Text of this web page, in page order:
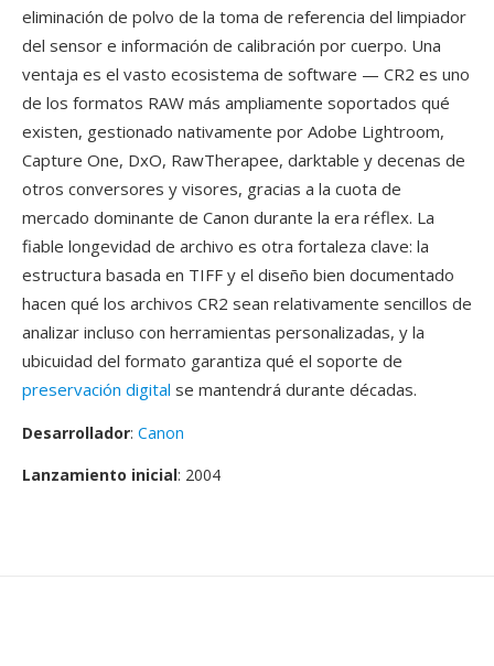
eliminación de polvo de la toma de referencia del limpiador
del sensor e información de calibración por cuerpo. Una
ventaja es el vasto ecosistema de software — CR2 es uno
de los formatos RAW más ampliamente soportados qué
existen, gestionado nativamente por Adobe Lightroom,
Capture One, DxO, RawTherapee, darktable y decenas de
otros conversores y visores, gracias a la cuota de
mercado dominante de Canon durante la era réflex. La
fiable longevidad de archivo es otra fortaleza clave: la
estructura basada en TIFF y el diseño bien documentado
hacen qué los archivos CR2 sean relativamente sencillos de
analizar incluso con herramientas personalizadas, y la
ubicuidad del formato garantiza qué el soporte de
preservación digital se mantendrá durante décadas.
Desarrollador: Canon
Lanzamiento inicial: 2004